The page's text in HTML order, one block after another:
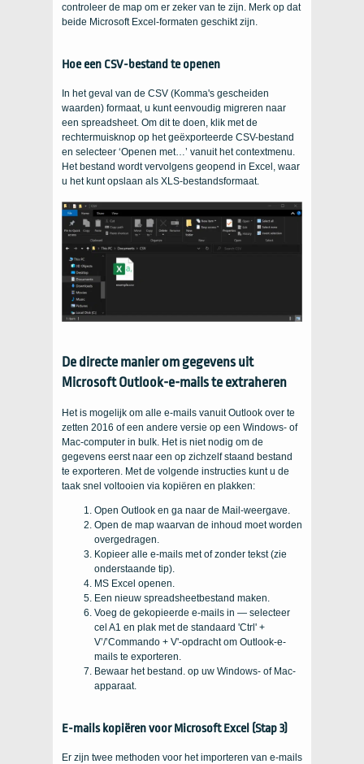
controleer de map om er zeker van te zijn. Merk op dat
beide Microsoft Excel-formaten geschikt zijn.
Hoe een CSV-bestand te openen
In het geval van de CSV (Komma's gescheiden
waarden) formaat, u kunt eenvoudig migreren naar
een spreadsheet. Om dit te doen, klik met de
rechtermuisknop op het geëxporteerde CSV-bestand
en selecteer ‘Openen met…’ vanuit het contextmenu.
Het bestand wordt vervolgens geopend in Excel, waar
u het kunt opslaan als XLS-bestandsformaat.
De directe manier om gegevens uit
Microsoft Outlook-e-mails te extraheren
Het is mogelijk om alle e-mails vanuit Outlook over te
zetten 2016 of een andere versie op een Windows- of
Mac-computer in bulk. Het is niet nodig om de
gegevens eerst naar een op zichzelf staand bestand
te exporteren. Met de volgende instructies kunt u de
taak snel voltooien via kopiëren en plakken:
Open Outlook en ga naar de Mail-weergave.
Open de map waarvan de inhoud moet worden
overgedragen.
Kopieer alle e-mails met of zonder tekst (zie
onderstaande tip).
MS Excel openen.
Een nieuw spreadsheetbestand maken.
Voeg de gekopieerde e-mails in — selecteer
cel A1 en plak met de standaard 'Ctrl' +
V’/’Commando + V'-opdracht om Outlook-e-
mails te exporteren.
Bewaar het bestand. op uw Windows- of Mac-
apparaat.
E-mails kopiëren voor Microsoft Excel (Stap 3)
Er zijn twee methoden voor het importeren van e-mails